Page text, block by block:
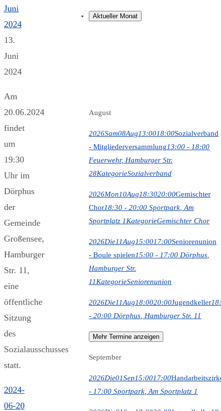
Juni
2024
13.
Juni
2024
Am
20.06.2024
findet
um
19:30
Uhr im
Dörphus
der
Gemeinde
Großensee,
Hamburger
Str. 11,
eine
öffentliche
Sitzung
des
Sozialausschusses
statt.
2024-
06-20
Aktueller Monat
August
2026Sam08Aug13:0018:00Sozialverband
- Mitgliederversammlung13:00 - 18:00
Feuerwehr, Hamburger Str.
28KategorieSozialverband
2026Mon10Aug18:3020:00Gemischter
Chor18:30 - 20:00 Sportpark , Am
Sportplatz 1KategorieGemischter Chor
2026Die11Aug15:0017:00Seniorenunion
- Boule spielen15:00 - 17:00 Dörphus
Hamburger Str.
11KategorieSeniorenunion
2026Die11Aug18:0020:00Jugendkeller
- 20:00 Dörphus , Hamburger Str. 11
Mehr Termine anzeigen
September
2026Die01Sep15:0017:00
- 17:00 Sportpark , Am Sportplatz 1